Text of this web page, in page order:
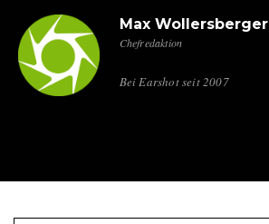
Max Wollersberger
Chefredaktion
Bei Earshot seit 2007